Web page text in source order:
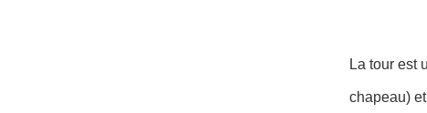
La tour est
chapeau)